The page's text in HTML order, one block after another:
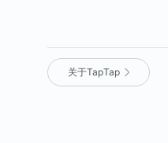
关于TapTap